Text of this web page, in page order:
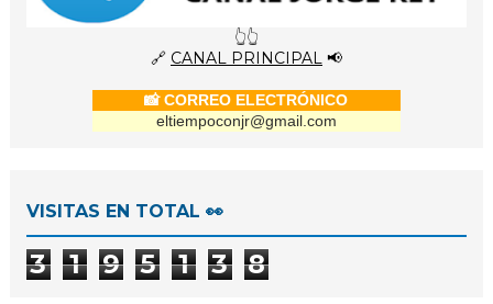
👆👆
🔗 CANAL PRINCIPAL 📢
📸 CORREO ELECTRÓNICO
eltiempoconjr@gmail.com
VISITAS EN TOTAL 👀
3 1 9 5 1 3 8